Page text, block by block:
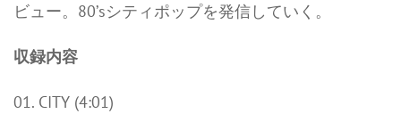
ビュー。80’sシティポップを発信していく。
収録内容
01. CITY (4:01)